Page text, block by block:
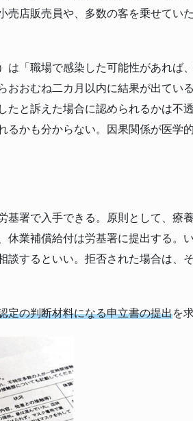
売店販売員や、多数の客を乗せてい
は「職場で感染した可能性があれば
おおむね二カ月以内に結果が出てい
たと訴えた場合に認められるかは不
るかも分からない。因果関係が医学
基署で入手できる。原則として、療
休業補償給付は労基署に提出する。
談するといい。拒否された場合は、
定の判断材料になる申立書の提出を